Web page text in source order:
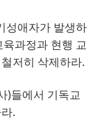
성애자가 발생하
육과정과 현행 교
저히 삭제하라.
)들에서 기독교
.